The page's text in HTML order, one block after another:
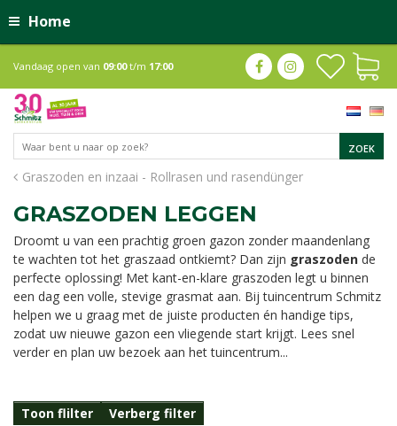
Home
Graszoden en inzaai - Rollrasen und rasendünger
Vandaag open van 09:00t/m 17:00
GRASZODEN LEGGEN
Droomt u van een prachtig groen gazon zonder maandenlang
te wachten tot het graszaad ontkiemt? Dan zijn graszoden de
perfecte oplossing! Met kant-en-klare graszoden legt u binnen
een dag een volle, stevige grasmat aan. Bij tuincentrum Schmitz
helpen we u graag met de juiste producten én handige tips,
zodat uw nieuwe gazon een vliegende start krijgt. Lees snel
verder en plan uw bezoek aan het tuincentrum...
Toon flilter Verberg filter